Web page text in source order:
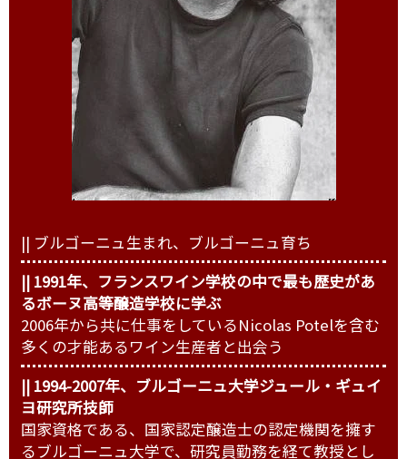
|| ブルゴーニュ生まれ、ブルゴーニュ育ち
|| 1991年、フランスワイン学校の中で最も歴史があ
るボーヌ高等醸造学校に学ぶ
2006年から共に仕事をしているNicolas Potelを含む
多くの才能あるワイン生産者と出会う
|| 1994-2007年、ブルゴーニュ大学ジュール・ギュイ
ヨ研究所技師
国家資格である、国家認定醸造士の認定機関を擁す
るブルゴーニュ大学で、研究員勤務を経て教授とし